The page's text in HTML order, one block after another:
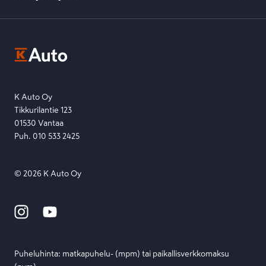
K-Ryhmän evästekäytännöt
Etsi toimipiste
K Auto Oy
Tikkurilantie 123
01530 Vantaa
Puh. 010 533 2425
© 2026 K Auto Oy
Puheluhinta: matka­puhelu- (mpm) tai paikallis­verkko­maksu